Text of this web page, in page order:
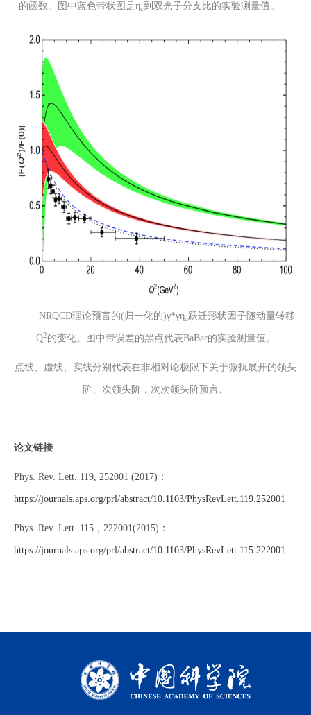
的函数。图中蓝色带状图是ηc到双光子分支比的实验测量值。
NRQCD理论预言的(归一化的)γ*γηc跃迁形状因子随动量转移
Q2的变化。图中带误差的黑点代表BaBar的实验测量值。
点线、虚线、实线分别代表在非相对论极限下关于微扰展开的领头
阶、次领头阶，次次领头阶预言。
论文链接
Phys. Rev. Lett. 119, 252001 (2017)：
https://journals.aps.org/prl/abstract/10.1103/PhysRevLett.119.252001
Phys. Rev. Lett. 115，222001(2015)：
https://journals.aps.org/prl/abstract/10.1103/PhysRevLett.115.222001